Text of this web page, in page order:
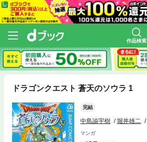
作品検索
ドラゴンクエスト 蒼天のソウラ 1
完結
中島諭宇樹 堀井雄二
マンガ